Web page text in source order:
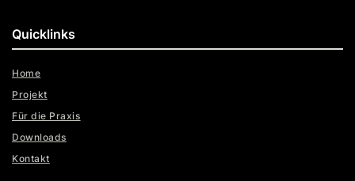
Quicklinks
Home
Projekt
Für die Praxis
Downloads
Kontakt